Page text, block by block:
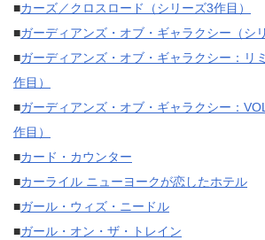
■カーズ／クロスロード（シリーズ3作目）
■ガーディアンズ・オブ・ギャラクシー（シ
■ガーディアンズ・オブ・ギャラクシー：リ
作目）
■ガーディアンズ・オブ・ギャラクシー：
作目）
■カード・カウンター
■カーライル ニューヨークが恋したホテル
■ガール・ウィズ・ニードル
■ガール・オン・ザ・トレイン